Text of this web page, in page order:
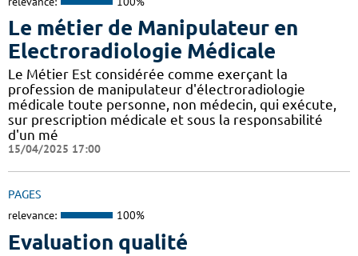
Le métier de Manipulateur en
Electroradiologie Médicale
Le Métier Est considérée comme exerçant la
profession de manipulateur d'électroradiologie
médicale toute personne, non médecin, qui exécute,
sur prescription médicale et sous la responsabilité
d'un mé
15/04/2025 17:00
PAGES
relevance: 100%
Evaluation qualité